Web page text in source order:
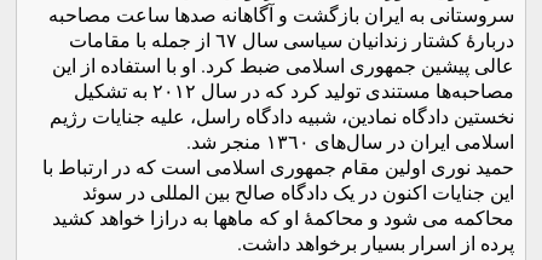
سروستانی به ایران بازگشت و آگاهانه صدها ساعت مصاحبه
دربارۀ کشتار زندانیان سیاسی سال ٦٧ از جمله با مقامات
عالی پیشین جمهوری اسلامی ضبط کرد. او با استفاده از این
مصاحبه‌ها مستندی تولید کرد که در سال ٢٠١٢ به تشکیل
نخستین دادگاه نمادین، شبیه دادگاه راسل، علیه جنایات رژیم
اسلامی ایران در سال‌های ١٣٦٠ منجر شد.
حمید نوری اولین مقام جمهوری اسلامی است که در ارتباط با
این جنایات اکنون در یک دادگاه صالح بین المللی در سوئد
محاکمه می شود و محاکمۀ او که ماهها به درازا خواهد کشید
پرده از اسرار بسیار برخواهد داشت.